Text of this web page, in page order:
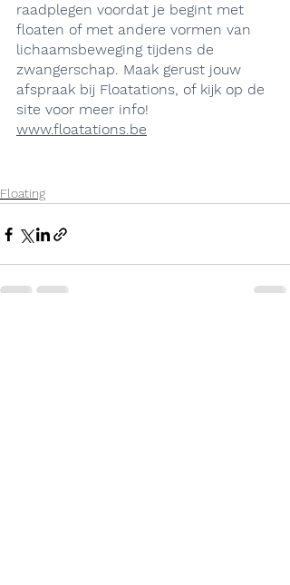
raadplegen voordat je begint met
floaten of met andere vormen van
lichaamsbeweging tijdens de
zwangerschap. Maak gerust jouw
afspraak bij Floatations, of kijk op de
site voor meer info!
www.floatations.be
Floating